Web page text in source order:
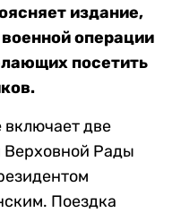
издание,
операции
посетить
две
Верховной Рады
Поездка